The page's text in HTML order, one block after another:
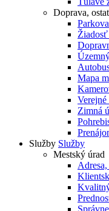
Doprava,
Mapa
Verejné
Zimná
Služby Služby
Mestský úrad